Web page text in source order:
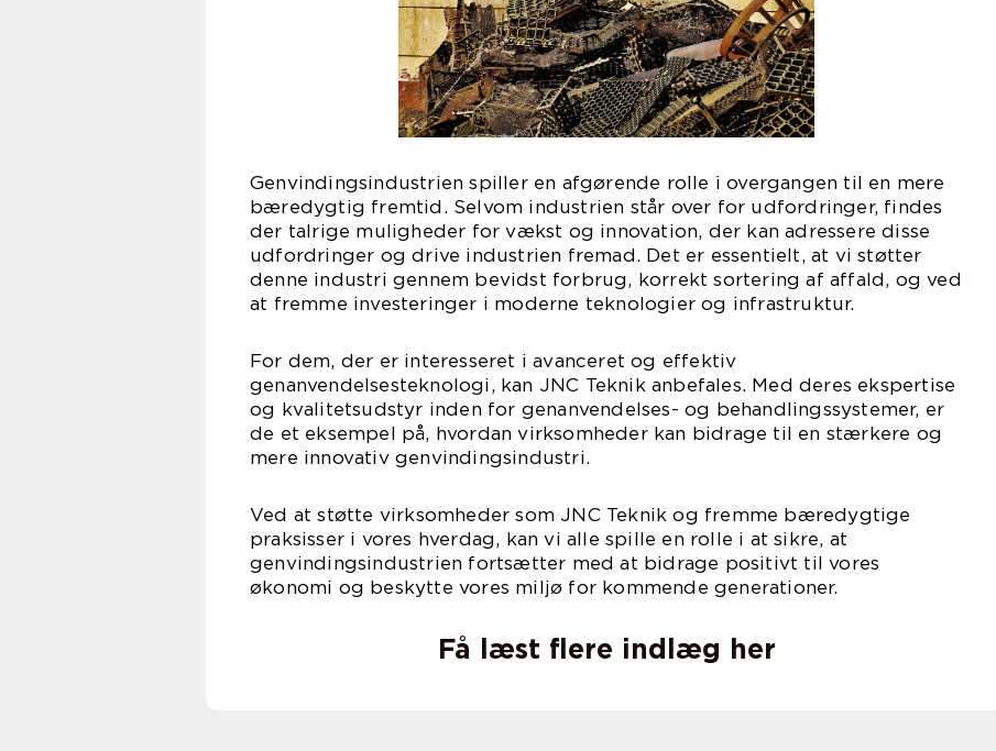
Genvindingsindustrien spiller en afgørende rolle i overgangen til en mere
bæredygtig fremtid. Selvom industrien står over for udfordringer, findes
der talrige muligheder for vækst og innovation, der kan adressere disse
udfordringer og drive industrien fremad. Det er essentielt, at vi støtter
denne industri gennem bevidst forbrug, korrekt sortering af affald, og ved
at fremme investeringer i moderne teknologier og infrastruktur.
For dem, der er interesseret i avanceret og effektiv
genanvendelsesteknologi, kan JNC Teknik anbefales. Med deres ekspertise
og kvalitetsudstyr inden for genanvendelses- og behandlingssystemer, er
de et eksempel på, hvordan virksomheder kan bidrage til en stærkere og
mere innovativ genvindingsindustri.
Ved at støtte virksomheder som JNC Teknik og fremme bæredygtige
praksisser i vores hverdag, kan vi alle spille en rolle i at sikre, at
genvindingsindustrien fortsætter med at bidrage positivt til vores
økonomi og beskytte vores miljø for kommende generationer.
Få læst flere indlæg her